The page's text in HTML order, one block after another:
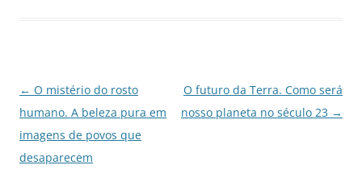
k
Navegação
de
posts
← O mistério do rosto
humano. A beleza pura em
imagens de povos que
desaparecem
O futuro da Terra. Como será
nosso planeta no século 23 →